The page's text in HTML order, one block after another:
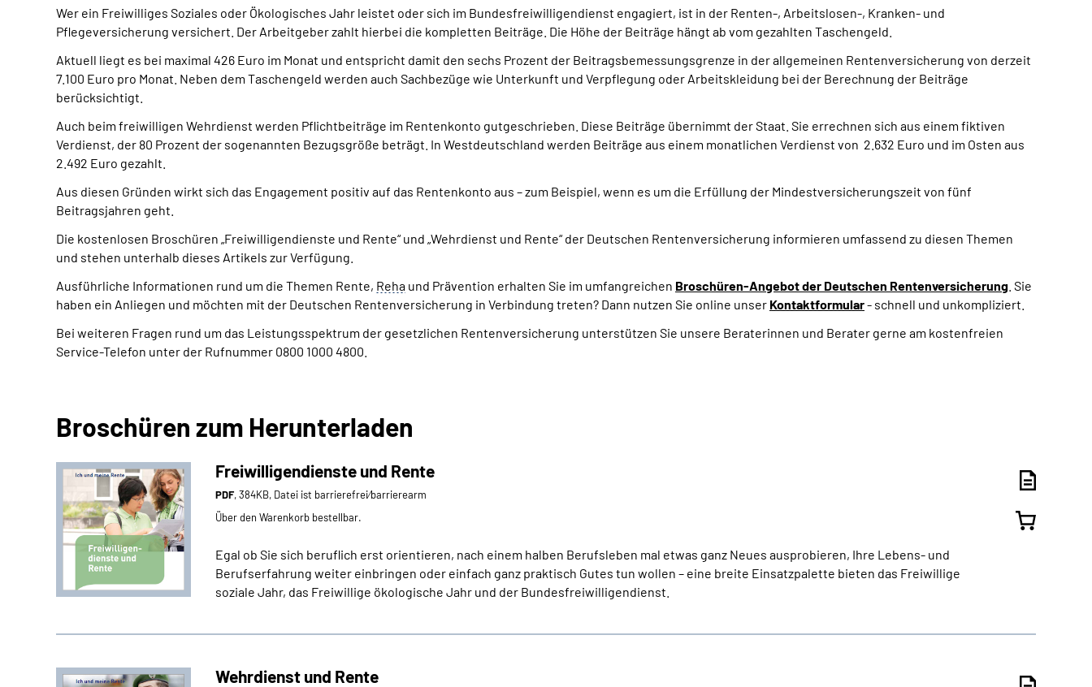
Wer ein Freiwilliges Soziales oder Ökologisches Jahr leistet oder sich im Bundesfreiwilligendienst engagiert, ist in der Renten-, Arbeitslosen-, Kranken- und
Pflegeversicherung versichert. Der Arbeitgeber zahlt hierbei die kompletten Beiträge. Die Höhe der Beiträge hängt ab vom gezahlten Taschengeld.
Aktuell liegt es bei maximal 426 Euro im Monat und entspricht damit den sechs Prozent der Beitragsbemessungsgrenze in der allgemeinen Ren­tenversicherung von derzeit
7.100 Euro pro Monat. Neben dem Taschengeld werden auch Sachbezüge wie Unterkunft und Verpflegung oder Arbeitskleidung bei der Berechnung der Beiträge
berücksichtigt.
Auch beim freiwilligen Wehrdienst werden Pflichtbeiträge im Rentenkonto gutgeschrieben. Diese Beiträge übernimmt der Staat. Sie errechnen sich aus einem fiktiven
Verdienst, der 80 Prozent der sogenannten Bezugsgröße beträgt. In Westdeutschland werden Beiträge aus einem monatlichen Verdienst von 2.632 Euro und im Osten aus
2.492 Euro gezahlt.
Aus diesen Gründen wirkt sich das Engagement positiv auf das Rentenkonto aus – zum Beispiel, wenn es um die Erfüllung der Mindestversicherungszeit von fünf
Beitragsjahren geht.
Die kostenlosen Broschüren „Freiwilligendienste und Rente“ und „Wehrdienst und Rente“ der Deutschen Rentenversicherung informieren umfassend zu diesen Themen
und stehen unterhalb dieses Artikels zur Verfügung.
Ausführliche Informationen rund um die Themen Rente, Reha und Prävention erhalten Sie im umfangreichen Broschüren-Angebot der Deutschen Rentenversicherung . Sie
haben ein Anliegen und möchten mit der Deutschen Rentenversicherung in Verbindung treten? Dann nutzen Sie online unser Kontaktformular- schnell und unkompliziert.
Bei weiteren Fragen rund um das Leistungsspektrum der gesetzlichen Rentenversicherung unterstützen Sie unsere Beraterinnen und Berater gerne am kostenfreien
Service-Telefon unter der Rufnummer 0800 1000 4800.
Broschüren zum Herunterladen
Freiwilligendienste und Rente
PDF, 384KB, Datei ist barrierefrei⁄barrierearm
Über den Warenkorb bestellbar.
Egal ob Sie sich beruflich erst orientieren, nach einem halben Berufsleben mal etwas ganz Neues ausprobieren, Ihre Lebens- und
Berufserfahrung weiter einbringen oder einfach ganz praktisch Gutes tun wollen – eine breite Einsatzpalette bieten das Freiwillige
soziale Jahr, das Freiwillige ökologische Jahr und der Bundesfreiwilligendienst.
Wehrdienst und Rente